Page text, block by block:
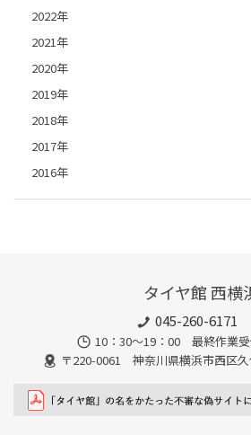
2022年
2021年
2020年
2019年
2018年
2017年
2016年
タイヤ館 西横
045-260-6171
10：30～19：00 最終作業
〒220-0061 神奈川県横浜市西区久